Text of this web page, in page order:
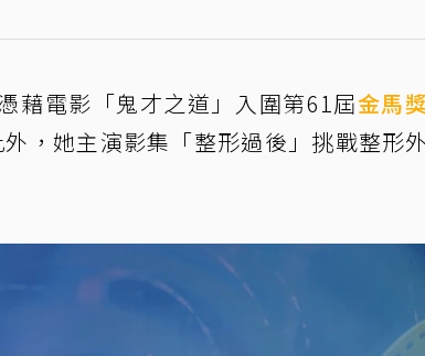
藉電影「鬼才之道」入圍第61屆金馬
，她主演影集「整形過後」挑戰整形